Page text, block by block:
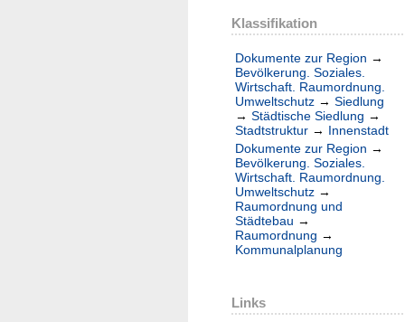
Klassifikation
Dokumente zur Region →
Bevölkerung. Soziales.
Wirtschaft. Raumordnung.
Umweltschutz → Siedlung
→ Städtische Siedlung →
Stadtstruktur → Innenstadt
Dokumente zur Region →
Bevölkerung. Soziales.
Wirtschaft. Raumordnung.
Umweltschutz →
Raumordnung und
Städtebau →
Raumordnung →
Kommunalplanung
Links